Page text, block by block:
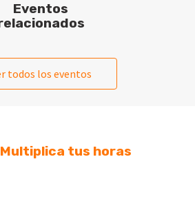
Eventos
todos los eventos
tus horas